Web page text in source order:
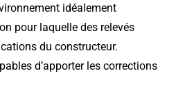
idéalement
pour laquelle des relevés
du constructeur.
d’apporter les corrections